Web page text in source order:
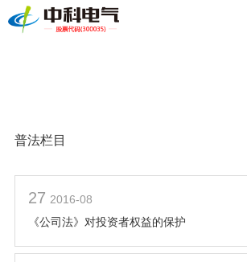
普法栏目
27 2016-08
《公司法》对投资者权益的保护